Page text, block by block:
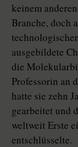
keinem
Branche, doch
ausgebildete
die
Professorin an
hatte sie zehn
gearbeitet und
weltweit Erste
entschlüsselte.